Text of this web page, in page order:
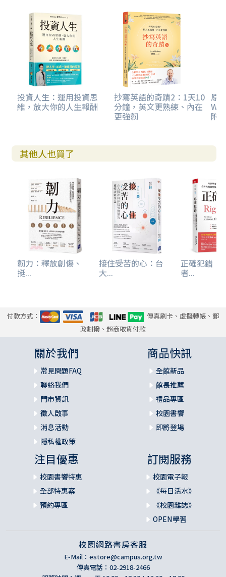
投資人生：運用投資思
維，放大你的人生報酬
抄寫英語的奇蹟2：1天10
分鐘，英文更熟練、內在
更強韌
原
附
其他人也買了
韌力：釋放創傷、
挺...
接住受苦的心：台
大...
正確犯錯：
者...
付款方式：
傳真刷卡、虛擬轉帳、郵
政劃撥、超商取貨付款
關於我們
常見問題FAQ
聯絡我們
門市資訊
徵人啟事
消息活動
隱私權政策
商品快訊
全館新品
館長推薦
禮品專區
校園書饗
即將登場
注目優惠
校園書饗特惠
全部特惠案
預約專區
訂閱服務
校園電子報
《每日活水》
《校園雜誌》
OPEN學習
校園網路書房客服
E-Mail： estore@campus.org.tw
傳真電話：02-2918-2466